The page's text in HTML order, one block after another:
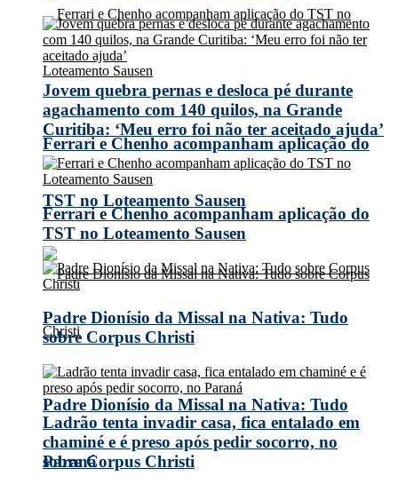
Ferrari e Chenho acompanham aplicação do
TST no Loteamento Sausen
Padre Dionísio da Missal na Nativa: Tudo
sobre Corpus Christi
Jovem quebra pernas e desloca pé durante
agachamento com 140 quilos, na Grande
Curitiba: ‘Meu erro foi não ter aceitado ajuda’
Ferrari e Chenho acompanham aplicação do
TST no Loteamento Sausen
Padre Dionísio da Missal na Nativa: Tudo
sobre Corpus Christi
Ladrão tenta invadir casa, fica entalado em
chaminé e é preso após pedir socorro, no
Paraná